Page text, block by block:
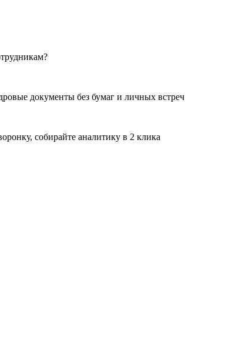
документы без бумаг и личных встреч
собирайте аналитику в 2 клика